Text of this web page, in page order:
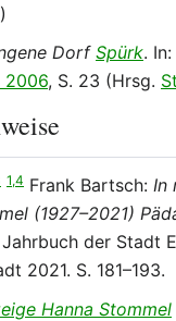
)
Dorf Spürk. In:
2006, S. 23 (Hrsg.
1,4 Frank Bartsch: In
(1927–2021)
Jahrbuch der Stadt
2021. S. 181–193.
Hanna Stommel